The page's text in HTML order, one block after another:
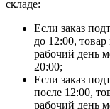
складе:
Если заказ
до 12:00,
рабочий день
20:00;
Если заказ
после 12:00,
рабочий день